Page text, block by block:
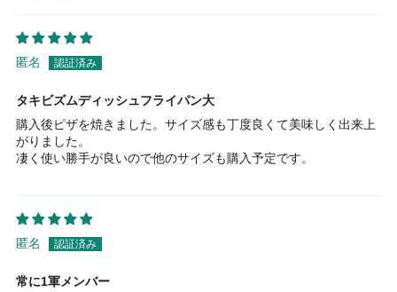
匿名
タキビズムディッシュフライパン大
購入後ピザを焼きました。サイズ感も丁度良くて美味しく出来上
がりました。
凄く使い勝手が良いので他のサイズも購入予定です。
匿名
常に1軍メンバー